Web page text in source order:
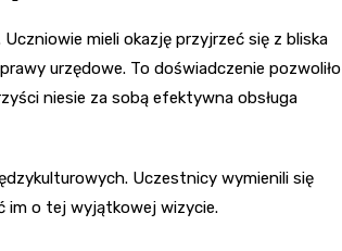
mieli okazję przyjrzeć się z bliska
urzędowe. To doświadczenie pozwoliło
niesie za sobą efektywna obsługa
Uczestnicy wymienili się
im o tej wyjątkowej wizycie.